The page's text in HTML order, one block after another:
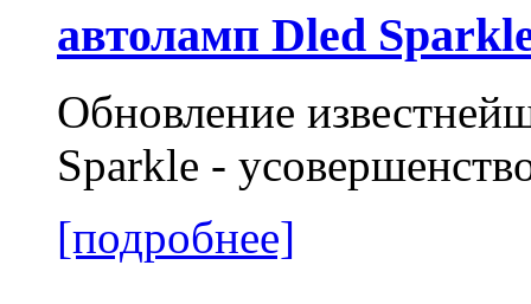
автоламп Dled
Обновление
Sparkle -
[подробнее]